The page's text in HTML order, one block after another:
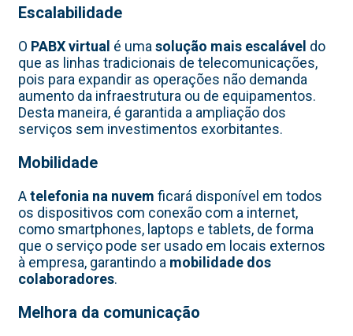
Escalabilidade
O PABX virtual é uma solução mais escalável do
que as linhas tradicionais de telecomunicações,
pois para expandir as operações não demanda
aumento da infraestrutura ou de equipamentos.
Desta maneira, é garantida a ampliação dos
serviços sem investimentos exorbitantes.
Mobilidade
Atelefonia na nuvem ficará disponível em todos
os dispositivos com conexão com a internet,
como smartphones, laptops e tablets, de forma
que o serviço pode ser usado em locais externos
à empresa, garantindo a mobilidade dos
colaboradores.
Melhora da comunicação